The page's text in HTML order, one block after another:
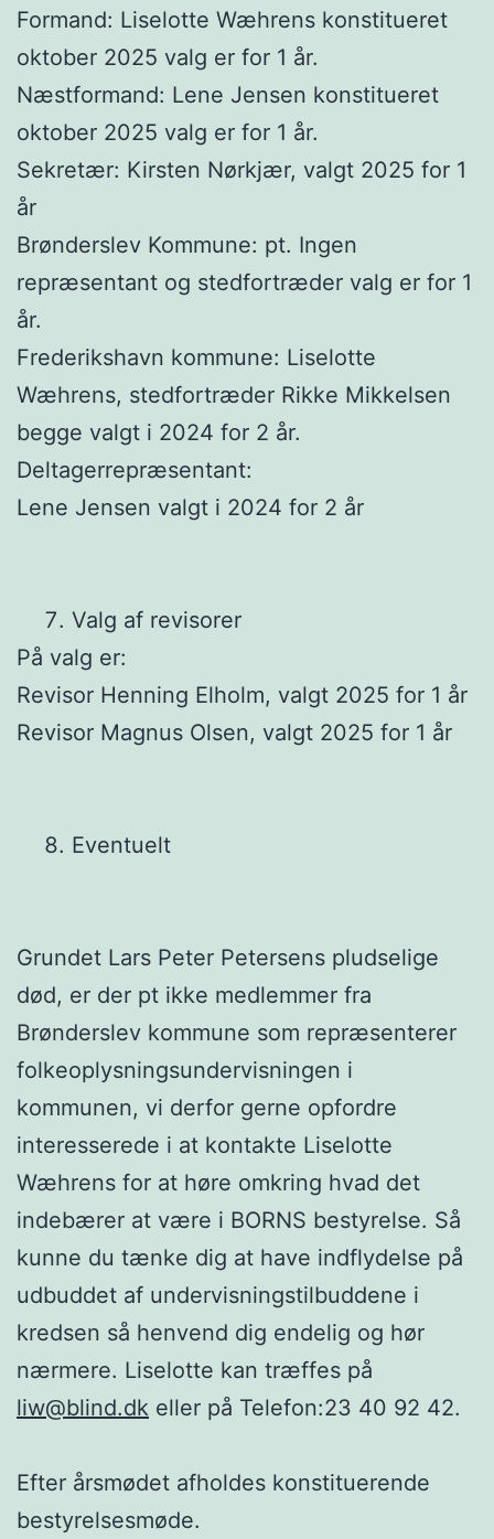
Formand: Liselotte Wæhrens konstitueret
oktober 2025 valg er for 1 år.
Næstformand: Lene Jensen konstitueret
oktober 2025 valg er for 1 år.
Sekretær: Kirsten Nørkjær, valgt 2025 for 1
år
Brønderslev Kommune: pt. Ingen
repræsentant og stedfortræder valg er for 1
år.
Frederikshavn kommune: Liselotte
Wæhrens, stedfortræder Rikke Mikkelsen
begge valgt i 2024 for 2 år.
Deltagerrepræsentant:
Lene Jensen valgt i 2024 for 2 år
Valg af revisorer
På valg er:
Revisor Henning Elholm, valgt 2025 for 1 år
Revisor Magnus Olsen, valgt 2025 for 1 år
Eventuelt
Grundet Lars Peter Petersens pludselige
død, er der pt ikke medlemmer fra
Brønderslev kommune som repræsenterer
folkeoplysningsundervisningen i
kommunen, vi derfor gerne opfordre
interesserede i at kontakte Liselotte
Wæhrens for at høre omkring hvad det
indebærer at være i BORNS bestyrelse. Så
kunne du tænke dig at have indflydelse på
udbuddet af undervisningstilbuddene i
kredsen så henvend dig endelig og hør
nærmere. Liselotte kan træffes på
liw@blind.dk eller på Telefon:23 40 92 42.
Efter årsmødet afholdes konstituerende
bestyrelsesmøde.